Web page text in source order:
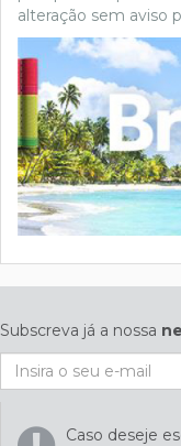
alteração sem aviso
Subscreva já a nossa
Caso deseje